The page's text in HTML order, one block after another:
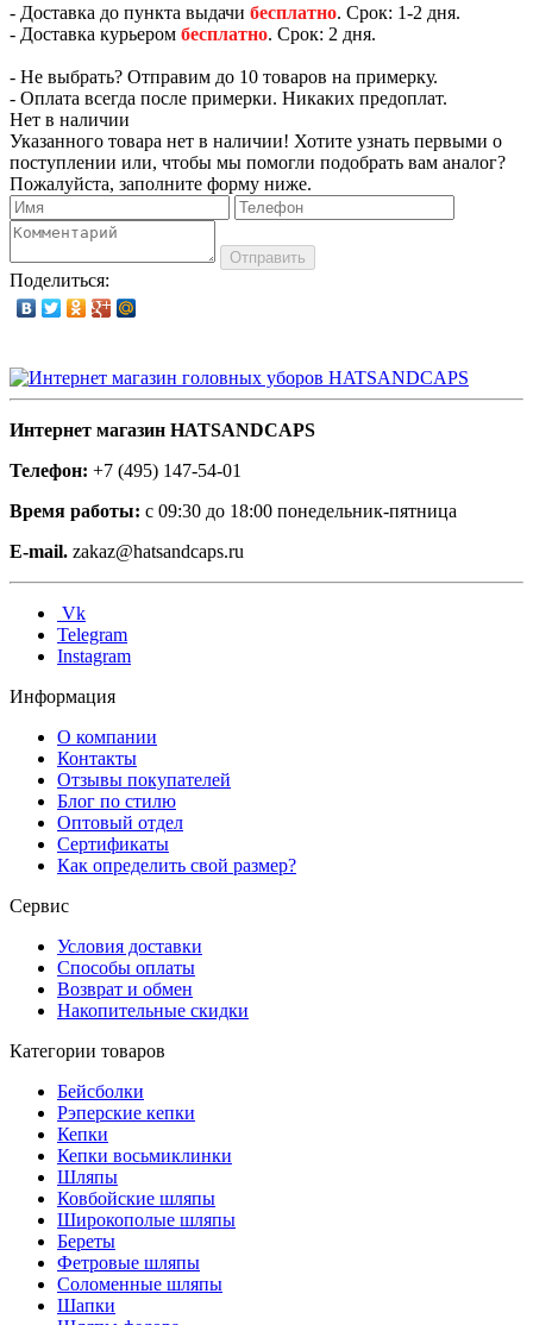
- Доставка до пункта выдачи бесплатно. Срок: 1-2 дня.
- Доставка курьером бесплатно. Срок: 2 дня.
- Не выбрать? Отправим до 10 товаров на примерку.
- Оплата всегда после примерки. Никаких предоплат.
Нет в наличии
Указанного товара нет в наличии! Хотите узнать первыми о
поступлении или, чтобы мы помогли подобрать вам аналог?
Пожалуйста, заполните форму ниже.
Отправить
Поделиться:
Интернет магазин HATSANDCAPS
Телефон: +7 (495) 147-54-01
Время работы: с 09:30 до 18:00 понедельник-пятница
E-mail. zakaz@hatsandcaps.ru
Vk
Telegram
Instagram
Информация
О компании
Контакты
Отзывы покупателей
Блог по стилю
Оптовый отдел
Сертификаты
Как определить свой размер?
Сервис
Условия доставки
Способы оплаты
Возврат и обмен
Накопительные скидки
Категории товаров
Бейсболки
Рэперские кепки
Кепки
Кепки восьмиклинки
Шляпы
Ковбойские шляпы
Широкополые шляпы
Береты
Фетровые шляпы
Соломенные шляпы
Шапки